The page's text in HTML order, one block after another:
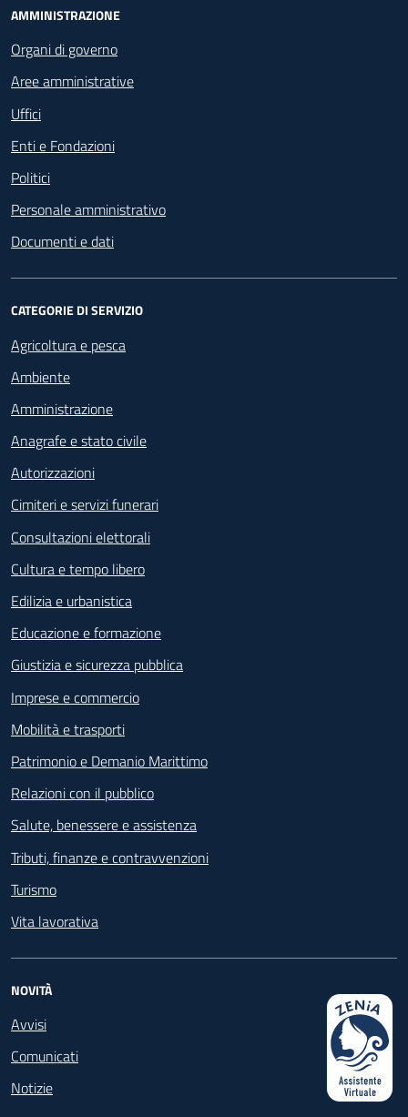
Footer - Navigazione
AMMINISTRAZIONE
Organi di governo
Aree amministrative
Uffici
Enti e Fondazioni
Politici
Personale amministrativo
Documenti e dati
CATEGORIE DI SERVIZIO
Agricoltura e pesca
Ambiente
Amministrazione
Anagrafe e stato civile
Autorizzazioni
Cimiteri e servizi funerari
Consultazioni elettorali
Cultura e tempo libero
Edilizia e urbanistica
Educazione e formazione
Giustizia e sicurezza pubblica
Imprese e commercio
Mobilità e trasporti
Patrimonio e Demanio Marittimo
Relazioni con il pubblico
Salute, benessere e assistenza
Tributi, finanze e contravvenzioni
Turismo
Vita lavorativa
NOVITÀ
Avvisi
Comunicati
Notizie